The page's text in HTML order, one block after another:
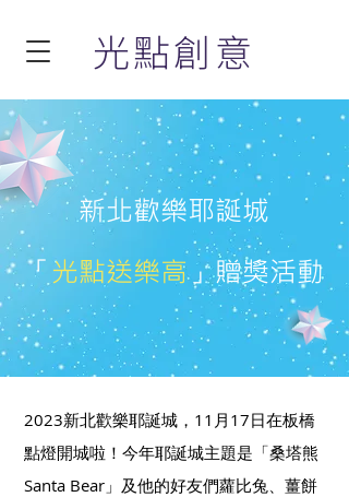
光點創意
新北歡樂耶誕城
「 光點送樂高」贈獎活動
2023新北歡樂耶誕城，11月17日在板橋
點燈開城啦！今年耶誕城主題是「桑塔熊
Santa Bear」及他的好友們蘿比兔、薑餅